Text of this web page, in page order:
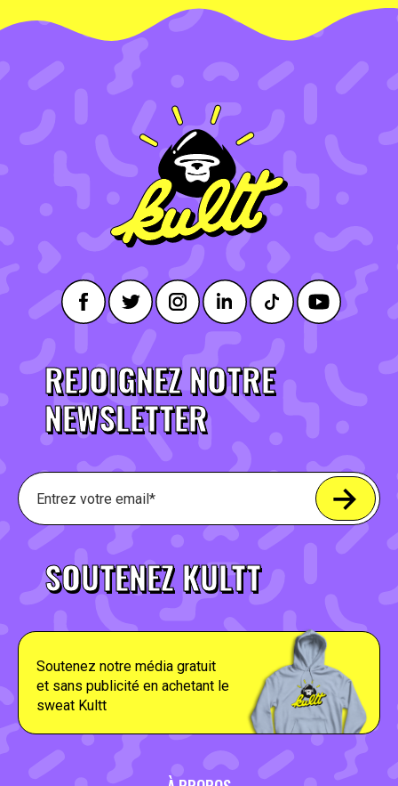
REJOIGNEZ NOTRE
NEWSLETTER
SOUTENEZ KULTT
Soutenez notre média gratuit
et sans publicité en achetant le
sweat Kultt